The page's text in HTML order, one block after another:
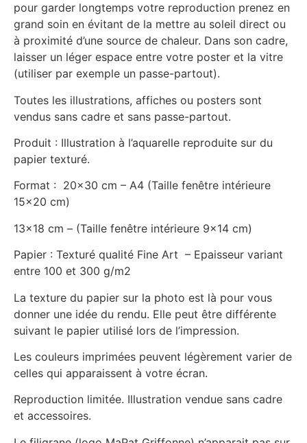
pour garder longtemps votre reproduction prenez en
grand soin en évitant de la mettre au soleil direct ou
à proximité d’une source de chaleur. Dans son cadre,
laisser un léger espace entre votre poster et la vitre
(utiliser par exemple un passe-partout).
Toutes les illustrations, affiches ou posters sont
vendus sans cadre et sans passe-partout.
Produit : Illustration à l’aquarelle reproduite sur du
papier texturé.
Format : 20×30 cm – A4 (Taille fenêtre intérieure
15×20 cm)
13×18 cm – (Taille fenêtre intérieure 9×14 cm)
Papier : Texturé qualité Fine Art – Epaisseur variant
entre 100 et 300 g/m2
La texture du papier sur la photo est là pour vous
donner une idée du rendu. Elle peut être différente
suivant le papier utilisé lors de l’impression.
Les couleurs imprimées peuvent légèrement varier de
celles qui apparaissent à votre écran.
Reproduction limitée. Illustration vendue sans cadre
et accessoires.